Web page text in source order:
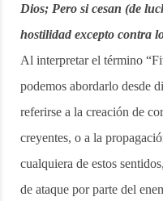
Dios; Pero si cesan (de
hostilidad excepto contra
Al interpretar el término
podemos abordarlo desde
referirse a la creación de
creyentes, o a la
cualquiera de estos
de ataque por parte del